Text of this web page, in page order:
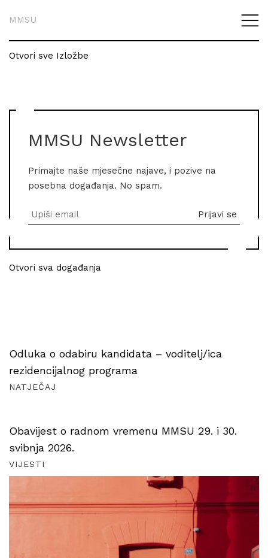
MMSU
Otvori sve Izložbe
MMSU Newsletter
Primajte naše mjesečne najave, i pozive na
posebna događanja. No spam.
Otvori sva događanja
Odluka o odabiru kandidata – voditelj/ica
rezidencijalnog programa
NATJEČAJ
Obavijest o radnom vremenu MMSU 29. i 30.
svibnja 2026.
VIJESTI